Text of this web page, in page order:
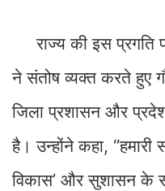
​राज्य की इस प्रगति
ने संतोष व्यक्त करते हुए
जिला प्रशासन और
है। उन्होंने कहा,
विकास’ और सुशासन के